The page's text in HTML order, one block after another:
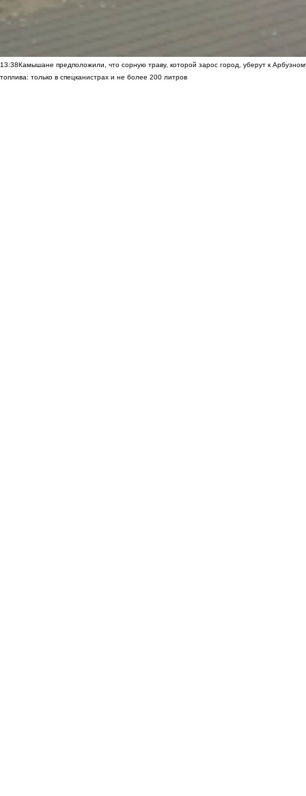
13:38Камышане предположили, что сорную траву, которой зарос город, уберут к
топлива: только в спецканистрах и не более 200 литров